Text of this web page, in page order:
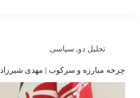
تحلیل دو, سیاسی
چرخه مبارزه و سرکوب | مهدی شیرزاد